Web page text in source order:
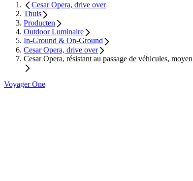
Cesar Opera, drive over
Thuis
Producten
Outdoor Luminaire
In-Ground & On-Ground
Cesar Opera, drive over
Cesar Opera, résistant au passage de véhicules, moyen
Voyager One